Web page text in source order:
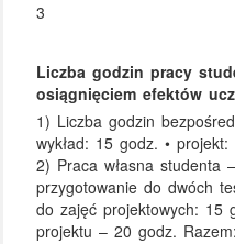
3
Liczba godzin pracy
osiągnięciem efektów
1) Liczba godzin
wykład: 15 godz. •
2) Praca własna studenta
przygotowanie do dwóch
do zajęć projektowych: 15
projektu – 20 godz.